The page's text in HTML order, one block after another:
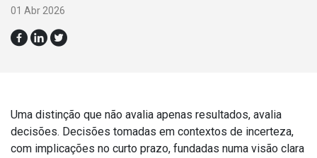
01 Abr 2026
Uma distinção que não avalia apenas resultados, avalia
decisões. Decisões tomadas em contextos de incerteza,
com implicações no curto prazo, fundadas numa visão clara